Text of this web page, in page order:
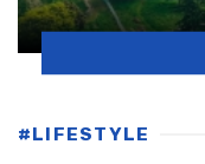
#LIFESTYLE